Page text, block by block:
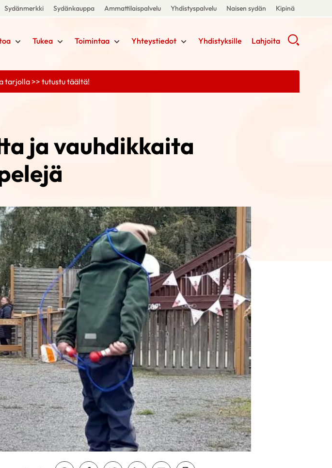
Sydänmerkki Sydänkauppa Ammattilaispalvelu Yhdistyspalvelu Naisen sydän Kipinä
Tukea Toimintaa Yhteystiedot Yhdistyksille Lahjoita
tarjolla >> tutustu täältä!
ja vauhdikkaita